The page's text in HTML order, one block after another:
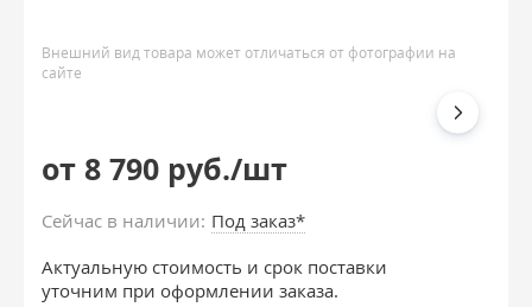
Внешний вид товара может отличаться от фотографии на
сайте
от 8 790 руб./шт
Сейчас в наличии: Под заказ*
Актуальную стоимость и срок поставки
уточним при оформлении заказа.